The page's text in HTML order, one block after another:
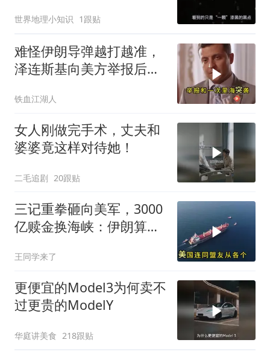
世界地理小知识 1跟贴
难怪伊朗导弹越打越准，
泽连斯基向美方举报后，
铁血江湖人
女人刚做完手术，丈夫和
婆婆竟这样对待她！
二毛追剧 20跟贴
三记重拳砸向美军，3000
亿赎金换海峡：伊朗算准
王同学来了
更便宜的Model3为何卖不
过更贵的ModelY
华庭讲美食 218跟贴